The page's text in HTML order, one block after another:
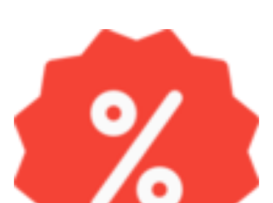
Contul Meu
Finalizare Comandă
Newsletter
Urmărește-ți comanda